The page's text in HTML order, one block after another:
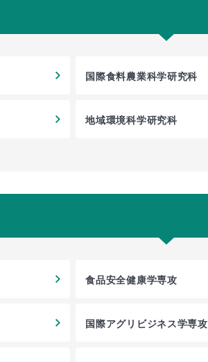
国際食料農業科学研究科
地域環境科学研究科
食品安全健康学専攻
国際アグリビジネス学専攻